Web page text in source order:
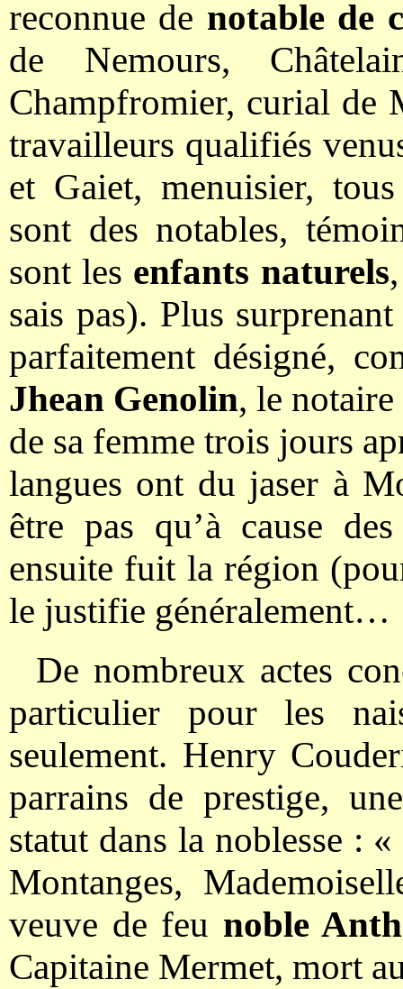
reconnue de notable de
de Nemours,
Champfromier, curial de
travailleurs qualifiés
et Gaiet, menuisier,
sont des notables,
sont les enfants naturels
sais pas). Plus
parfaitement désigné,
Jhean Genolin, le
de sa femme trois jours
langues ont du jaser à
être pas qu’à cause
ensuite fuit la région
le justifie généralement…
De nombreux actes
particulier pour les
seulement. Henry
parrains de prestige,
statut dans la noblesse :
Montanges,
veuve de feu noble
Capitaine Mermet, mort